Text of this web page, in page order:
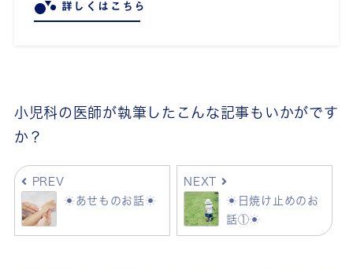
詳しくはこちら
小児科の医師が執筆したこんな記事もいかがです
か？
PREV
☀あせものお話☀
NEXT
☀日焼け止めのお
話①☀